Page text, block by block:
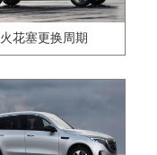
火花塞更换周期